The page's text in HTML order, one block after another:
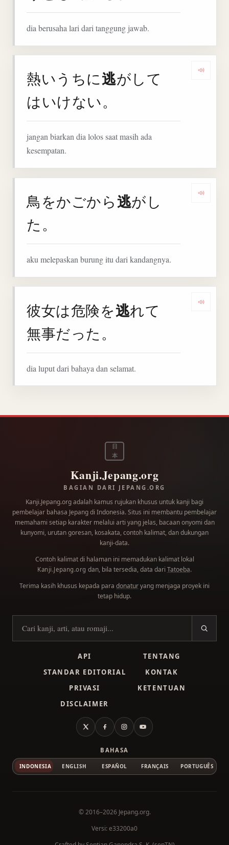
dia berusaha lari dari tanggung jawab.
熱いうちに逃がして
はいけない。
jangan biarkan dia lolos saat masih ada
kesempatan.
鳥をかごから逃がし
た。
aku melepaskan burung itu dari kandangnya.
彼女は危険を逃れて
無事だった。
dia luput dari bahaya dan selamat.
日
本
Kanji.Jepang.org
BAGIAN DARI JEPANG.ORG
Kanji.Jepang.org adalah kamus rujukan khusus untuk kanji bagi
pembelajar bahasa Jepang di Indonesia. Situs ini membantu pembelajar
memahami setiap karakter melalui arti yang jelas, bacaan onyomi dan
kunyomi, urutan goresan, kosakata, contoh kalimat, dan dukungan
kanji-data.
Contoh kalimat di halaman ini memadukan kalimat lokal
Kanji.Jepang.org dan, bila tersedia, data dari Tatoeba.
Terima kasih khusus kepada para donaturyang menjaga proyek ini
tetap hidup.
Cari kanji
API
TENTANG
STANDAR EDITORIAL
KONTAK
PRIVASI
KETENTUAN
DISCLAIMER
X FacebookInstagramYouTube
BAHASA
INDONESIA ENGLISH ESPAÑOL FRANÇAIS PORTUGUÊS
© 2016–2026 Jepang.org.
Versi: e33200a0